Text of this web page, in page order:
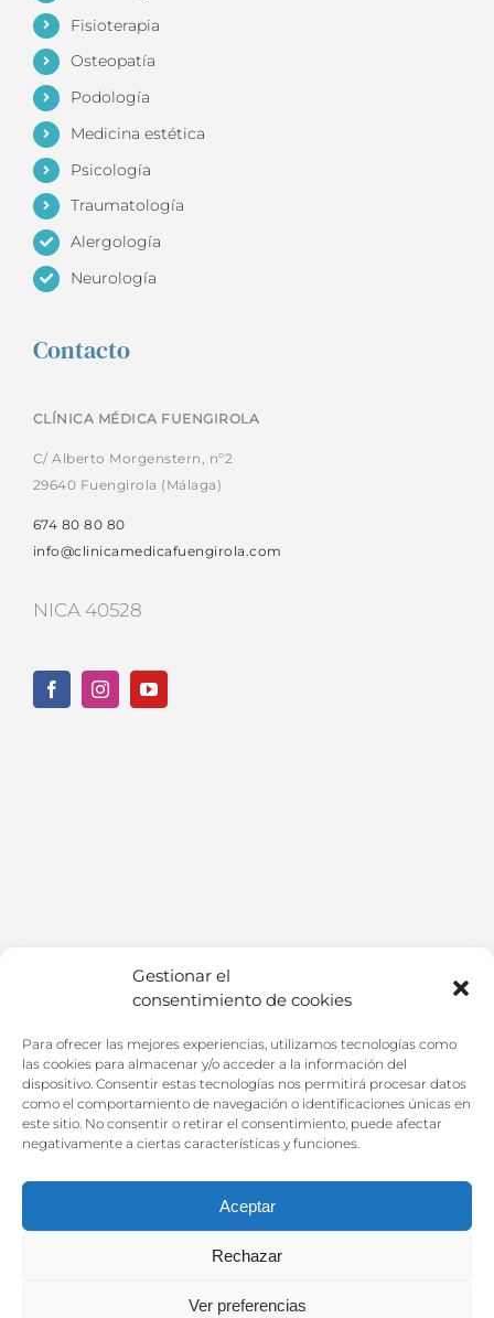
Gestionar el
consentimiento de cookies
Para ofrecer las mejores experiencias, utilizamos tecnologías como
las cookies para almacenar y/o acceder a la información del
dispositivo. Consentir estas tecnologías nos permitirá procesar datos
como el comportamiento de navegación o identificaciones únicas en
este sitio. No consentir o retirar el consentimiento, puede afectar
negativamente a ciertas características y funciones.
Aceptar
Rechazar
Ver preferencias
Fisioterapia
Osteopatía
Podología
Medicina estética
Psicología
Traumatología
Alergología
Neurología
Contacto
CLÍNICA MÉDICA FUENGIROLA
C/ Alberto Morgenstern, nº2
29640 Fuengirola (Málaga)
674 80 80 80
info@clinicamedicafuengirola.com
NICA 40528
2022 @ Clínica Médica Fuengirola. Todos los derechos reservados.